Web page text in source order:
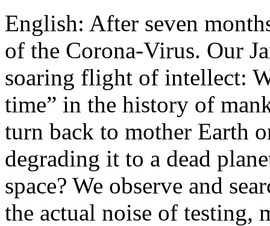
English: After seven
of the Corona-Virus. Our
soaring flight of intellect:
time” in the history of
turn back to mother Earth
degrading it to a dead
space? We observe and
the actual noise of testing,